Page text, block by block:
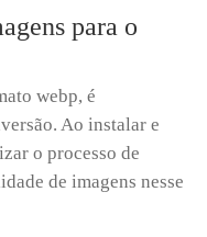
para o
webp, é
Ao instalar e
o processo de
de imagens nesse